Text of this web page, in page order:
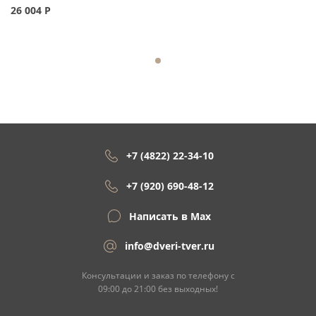
26 004 Р
+7 (4822) 22-34-10
+7 (920) 690-48-12
Написать в Max
info@dveri-tver.ru
Консультации и заказ по телефону с
09:00 до 21:00 без выходных!